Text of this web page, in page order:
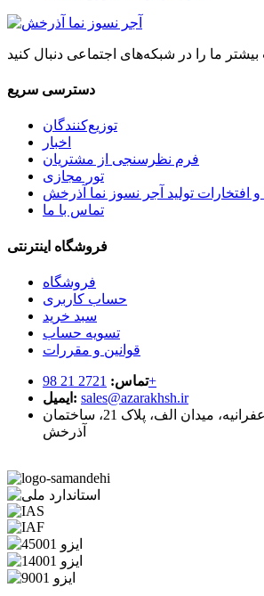
دسترسی سریع
توزیع‌کنندگان
اخبار
فرم نظرسنجی از مشتریان
تور مجازی
و افتخارات تولید آجر نسوز نما آذرخش
تماس با ما
فروشگاه اینترنتی
فروشگاه
حساب کاربری
سبد خرید
تسویه حساب
قوانین و مقررات
تماس:2721 21 98+
ایمیل: sales@azarakhsh.ir
تهران، زعفرانیه، میدان الف، پلاک 21، ساختمان
آذرخش